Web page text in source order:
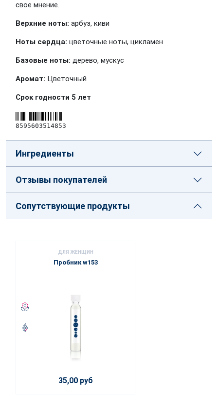
свое мнение.
Верхние ноты: арбуз, киви
Ноты сердца: цветочные ноты, цикламен
Базовые ноты: дерево, мускус
Аромат: Цветочный
Срок годности 5 лет
8595603514853
Ингредиенты
Отзывы покупателей
Сопутствующие продукты
ДЛЯ ЖЕНЩИН
Пробник w153
35,00 руб